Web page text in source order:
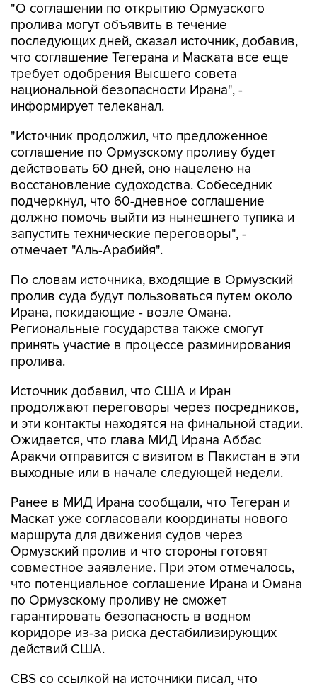
"О соглашении по открытию Ормузского
пролива могут объявить в течение
последующих дней, сказал источник, добавив,
что соглашение Тегерана и Маската все еще
требует одобрения Высшего совета
национальной безопасности Ирана", -
информирует телеканал.
"Источник продолжил, что предложенное
соглашение по Ормузскому проливу будет
действовать 60 дней, оно нацелено на
восстановление судоходства. Собеседник
подчеркнул, что 60-дневное соглашение
должно помочь выйти из нынешнего тупика и
запустить технические переговоры", -
отмечает "Аль-Арабийя".
По словам источника, входящие в Ормузский
пролив суда будут пользоваться путем около
Ирана, покидающие - возле Омана.
Региональные государства также смогут
принять участие в процессе разминирования
пролива.
Источник добавил, что США и Иран
продолжают переговоры через посредников,
и эти контакты находятся на финальной стадии.
Ожидается, что глава МИД Ирана Аббас
Аракчи отправится с визитом в Пакистан в эти
выходные или в начале следующей недели.
Ранее в МИД Ирана сообщали, что Тегеран и
Маскат уже согласовали координаты нового
маршрута для движения судов через
Ормузский пролив и что стороны готовят
совместное заявление. При этом отмечалось,
что потенциальное соглашение Ирана и Омана
по Ормузскому проливу не сможет
гарантировать безопасность в водном
коридоре из-за риска дестабилизирующих
действий США.
CBS со ссылкой на источники писал, что